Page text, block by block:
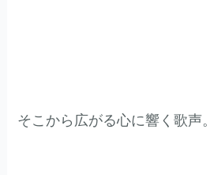
そこから広がる心に響く歌声。